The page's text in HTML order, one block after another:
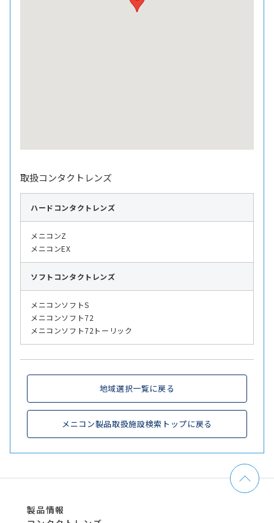
取扱コンタクトレンズ
ハード コンタクトレンズ
メニコンZ
メニコンEX
ソフト コンタクトレンズ
メニコンソフトS
メニコンソフト72
メニコンソフト72トーリック
地域選択一覧に戻る
メニコン製品取扱施設検索トップに戻る
製品情報